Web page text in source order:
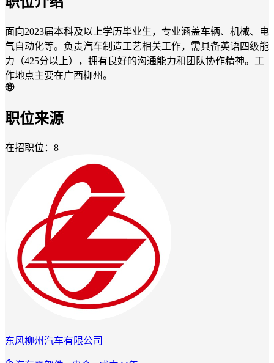
面向2023届本科及以上学历毕业生，专业涵盖车辆、机械、电
气自动化等。负责汽车制造工艺相关工作，需具备英语四级能
力（425分以上），拥有良好的沟通能力和团队协作精神。工
作地点主要在广西柳州。
职位来源
在招职位：8
东风柳州汽车有限公司